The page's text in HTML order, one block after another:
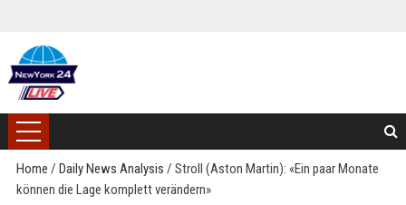
Home / Daily News Analysis / Stroll (Aston Martin): «Ein paar Monate
können die Lage komplett verändern»